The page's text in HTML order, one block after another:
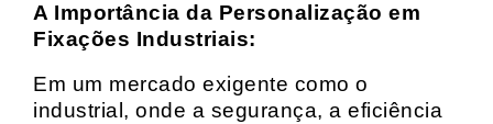
A Importância da Personalização em
Fixações Industriais:
Em um mercado exigente como o
industrial, onde a segurança, a eficiência